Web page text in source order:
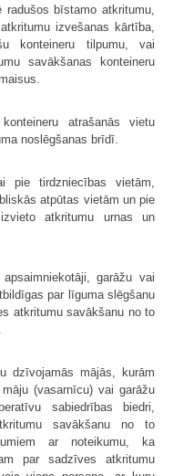
bīstamo atkritumu,
izvešanas kārtība,
konteineru tilpumu, vai
savākšanas konteineru
atrašanās vietu
noslēgšanas brīdī.
pie tirdzniecības vietām,
atpūtas vietām un pie
atkritumu urnas un
garāžu vai
par līguma slēgšanu
atkritumu savākšanu no to
dzīvojamās mājās, kurām
(vasarnīcu) vai garāžu
sabiedrības biedri,
savākšanu no to
ar noteikumu, ka
par sadzīves atkritumu